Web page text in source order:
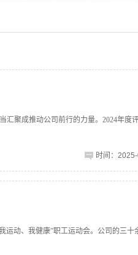
聚成推动公司前行的力量。2024年度
时间：
动、我健康”职工运动会。公司的三十